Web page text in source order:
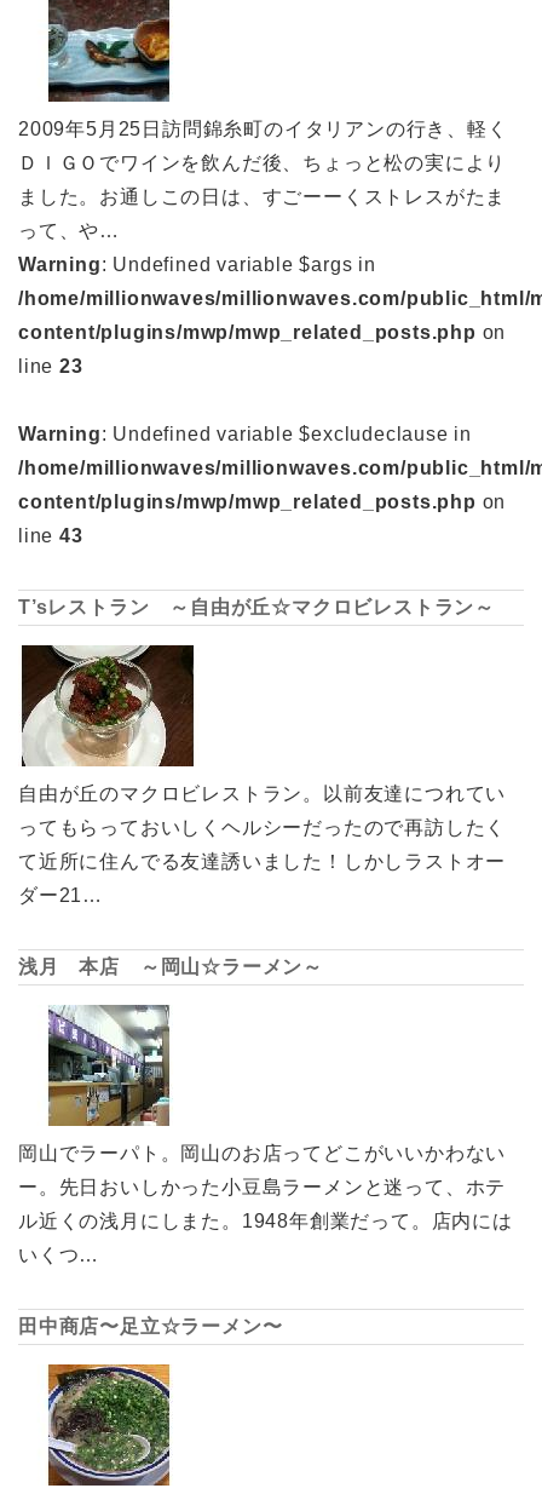
2009年5月25日訪問錦糸町のイタリアンの行き、軽く
ＤＩＧＯでワインを飲んだ後、ちょっと松の実により
ました。お通しこの日は、すごーーくストレスがたま
って、や…
Warning: Undefined variable $args in
/home/millionwaves/millionwaves.com/public_html/
content/plugins/mwp/mwp_related_posts.php on
line 23
Warning: Undefined variable $excludeclause in
/home/millionwaves/millionwaves.com/public_html/
content/plugins/mwp/mwp_related_posts.php on
line 43
T’sレストラン ～自由が丘☆マクロビレストラン～
自由が丘のマクロビレストラン。以前友達につれてい
ってもらっておいしくヘルシーだったので再訪したく
て近所に住んでる友達誘いました！しかしラストオー
ダー21…
浅月 本店 ～岡山☆ラーメン～
岡山でラーパト。岡山のお店ってどこがいいかわない
ー。先日おいしかった小豆島ラーメンと迷って、ホテ
ル近くの浅月にしまた。1948年創業だって。店内には
いくつ…
田中商店〜足立☆ラーメン〜